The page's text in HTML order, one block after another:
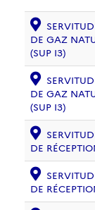
DE GAZ
(SUP I3)
DE GAZ
(SUP I3)
DE
DE